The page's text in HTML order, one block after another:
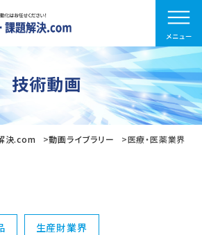
技術動画
決.com 動画ライブラリー 医療・医薬業界
生産財業界